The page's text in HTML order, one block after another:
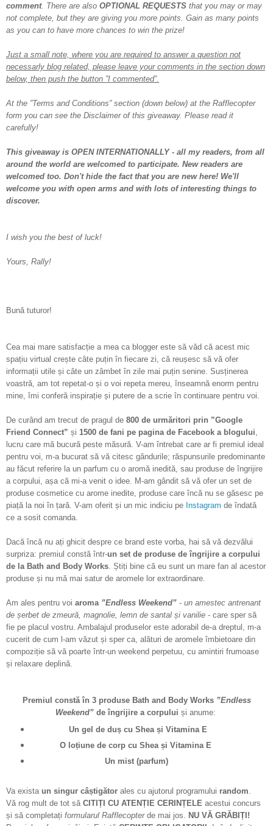
comment. There are also OPTIONAL REQUESTS that you may or may
not complete, but they are giving you more points. Gain as many points
as you can to have more chances to win the prize!
Just a small note, where you are required to answer a question not
necessarly blog related, please leave your comments in the section down
below, then push the button ”I commented”.
At the ”Terms and Conditions” section (down below) at the Rafflecopter
form you can see the Disclaimer of this giveaway. Please read it
carefully!
This giveaway is OPEN INTERNATIONALLY - all my readers, from all
around the world are welcomed to participate. New readers are
welcomed too. Don't hide the fact that you are new here! We'll
welcome you with open arms and with lots of interesting things to
discover.
I wish you the best of luck!
Yours, Rally!
Bună tuturor!
Cea mai mare satisfacție a mea ca blogger este să văd că acest mic
spațiu virtual crește câte puțin în fiecare zi, că reușesc să vă ofer
informații utile și câte un zâmbet în zile mai puțin senine. Susținerea
voastră, am tot repetat-o și o voi repeta mereu, înseamnă enorm pentru
mine, îmi conferă inspirație și putere de a scrie în continuare pentru voi.
De curând am trecut de pragul de 800 de urmăritori prin ”Google
Friend Connect” și 1500 de fani pe pagina de Facebook a blogului
lucru care mă bucură peste măsură. V-am întrebat care ar fi premiul ideal
pentru voi, m-a bucurat să vă citesc gândurile; răspunsurile predominante
au făcut referire la un parfum cu o aromă inedită, sau produse de îngrijire
a corpului, așa că mi-a venit o idee. M-am gândit să vă ofer un set de
produse cosmetice cu arome inedite, produse care încă nu se găsesc pe
piață la noi în țară. V-am oferit și un mic indiciu pe Instagram de îndată
ce a sosit comanda.
Dacă încă nu ați ghicit despre ce brand este vorba, hai să vă dezvălui
surpriza: premiul constă într-un set de produse de îngrijire a corpului
de la Bath and Body Works . Știți bine că eu sunt un mare fan al acestor
produse și nu mă mai satur de aromele lor extraordinare.
Am ales pentru voi aroma ”Endless Weekend” - un amestec antrenant
de șerbet de zmeură, magnolie lemn de santal și vanilie - care sper să
fie pe placul vostru. Ambalajul produselor este adorabil de-a dreptul, m-a
cucerit de cum l-am văzut și sper ca, alături de aromele îmbietoare din
compoziție să vă poarte într-un weekend perpetuu, cu amintiri frumoase
și relaxare deplină.
Premiul constă în 3 produse Bath and Body Works ”Endless
Weekend” de îngrijire a corpului și anume:
Un gel de duș cu Shea și Vitamina E
O loțiune de corp cu Shea și Vitamina E
Un mist (parfum)
Va exista un singur câștigător ales cu ajutorul programului random.
Vă rog mult de tot săCITIȚI CU ATENȚIE CERINȚELE acestui concurs
și să completați formularul Rafflecopter de mai jos. NU VĂ GRĂBIȚI!